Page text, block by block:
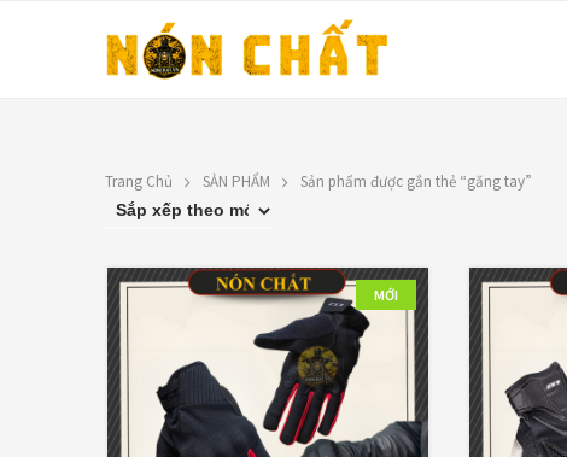
LIÊN HỆ
Địa chỉ: 1330 Phạm Văn Thuận,
Tân Tiến, Biên Hòa, ĐN.
SĐT: 0588.73.8888
Email: nonchatbh@gmail.com
Giá:
Trang Chủ SẢN PHẨM Sản phẩm được gắn thẻ “găng tay”
MỚI